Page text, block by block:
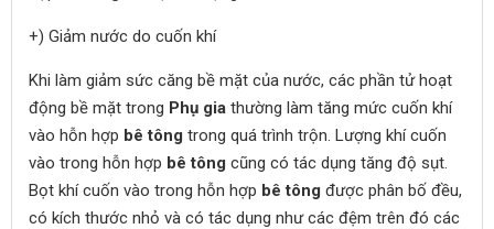
+) Giảm nước do cuốn khí
Khi làm giảm sức căng bề mặt của nước, các phần tử hoạt
động bề mặt trong Phụ gia thường làm tăng mức cuốn khí
vào hỗn hợp bê tông trong quá trình trộn. Lượng khí cuốn
vào trong hỗn hợp bê tông cũng có tác dụng tăng độ sụt.
Bọt khí cuốn vào trong hỗn hợp bê tông được phân bố đều,
có kích thước nhỏ và có tác dụng như các đệm trên đó các